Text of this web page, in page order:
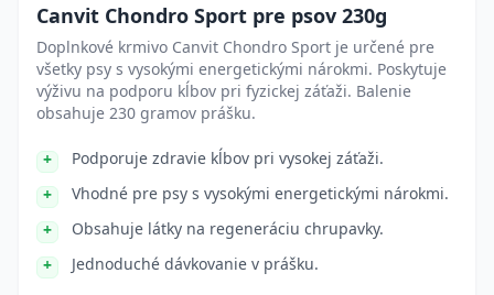
Canvit Chondro Sport pre psov 230g
Doplnkové krmivo Canvit Chondro Sport je určené pre
všetky psy s vysokými energetickými nárokmi. Poskytuje
výživu na podporu kĺbov pri fyzickej záťaži. Balenie
obsahuje 230 gramov prášku.
Podporuje zdravie kĺbov pri vysokej záťaži.
Vhodné pre psy s vysokými energetickými nárokmi.
Obsahuje látky na regeneráciu chrupavky.
Jednoduché dávkovanie v prášku.